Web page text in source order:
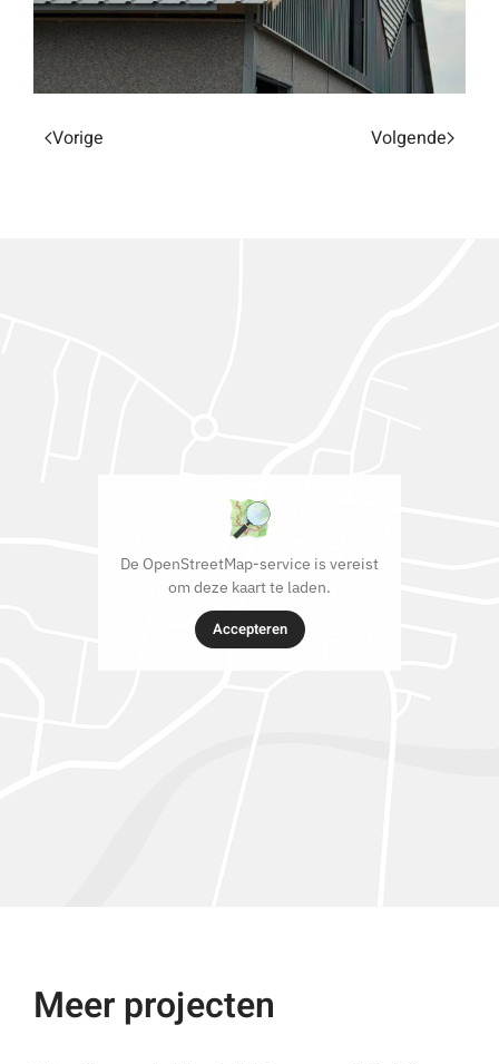
Vorige Volgende
De OpenStreetMap-service is vereist
om deze kaart te laden.
Accepteren
Meer projecten